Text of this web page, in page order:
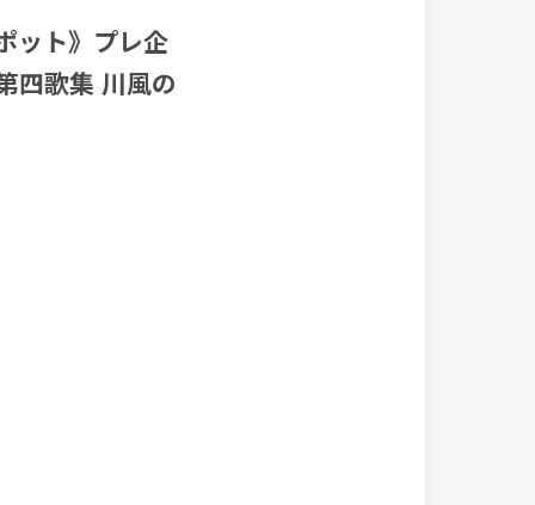
ット》プレ企
四歌集 川風の